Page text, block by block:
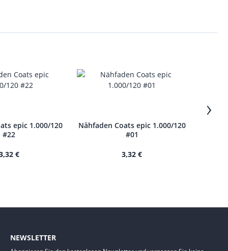
epic 1.000/120
#22
€
Nähfaden Coats epic 1.000/120
#01
3,32 €
›
NEWSLETTER